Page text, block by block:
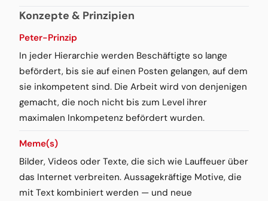
Konzepte & Prinzipien
Peter-Prinzip
In jeder Hierarchie werden Beschäftigte so lange
befördert, bis sie auf einen Posten gelangen, auf dem
sie inkompetent sind. Die Arbeit wird von denjenigen
gemacht, die noch nicht bis zum Level ihrer
maximalen Inkompetenz befördert wurden.
Meme(s)
Bilder, Videos oder Texte, die sich wie Lauffeuer über
das Internet verbreiten. Aussagekräftige Motive, die
mit Text kombiniert werden — und neue